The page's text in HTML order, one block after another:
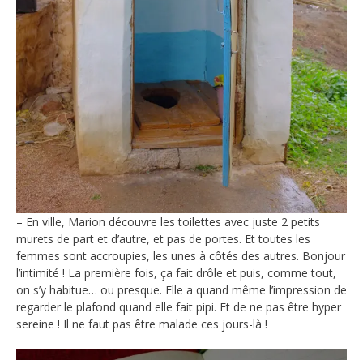
– En ville, Marion découvre les toilettes avec juste 2 petits
murets de part et d’autre, et pas de portes. Et toutes les
femmes sont accroupies, les unes à côtés des autres. Bonjour
l’intimité ! La première fois, ça fait drôle et puis, comme tout,
on s’y habitue… ou presque. Elle a quand même l’impression de
regarder le plafond quand elle fait pipi. Et de ne pas être hyper
sereine ! Il ne faut pas être malade ces jours-là !